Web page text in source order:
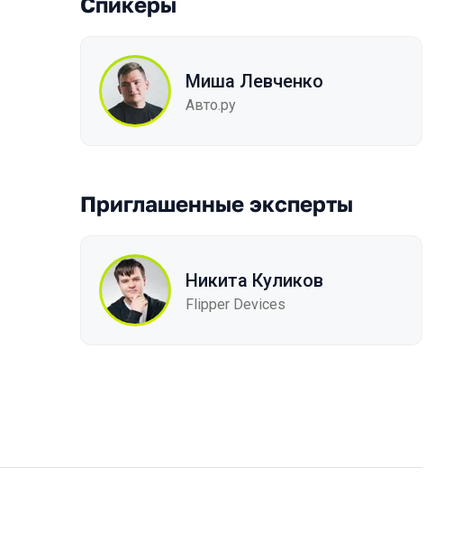
Миша Левченко
Авто.ру
Приглашенные эксперты
Никита Куликов
Flipper Devices